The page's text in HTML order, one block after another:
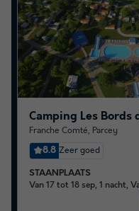
Camping Les Bords
Franche Comté, Parcey
8.8 Zeer goed
STAANPLAATS
Van 17 tot 18 sep, 1 nacht,